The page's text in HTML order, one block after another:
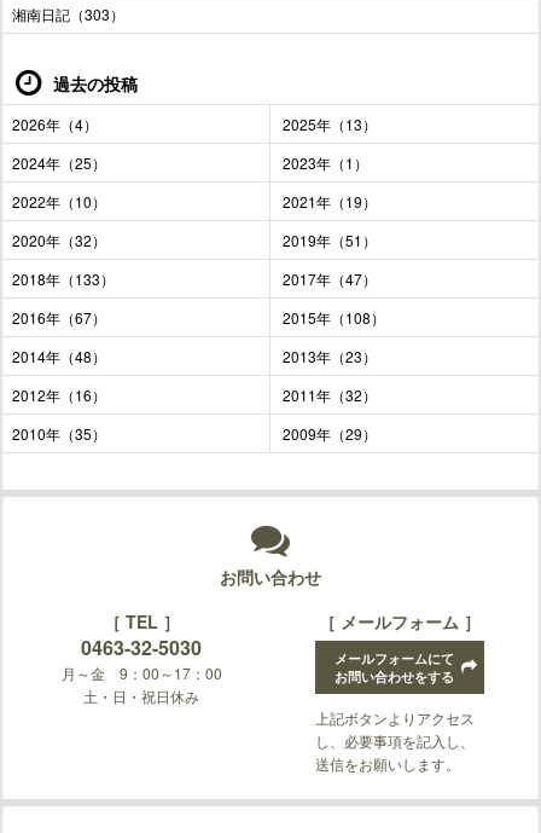
湘南日記（303）
過去の投稿
2026年（4）
2025年（13）
2024年（25）
2023年（1）
2022年（10）
2021年（19）
2020年（32）
2019年（51）
2018年（133）
2017年（47）
2016年（67）
2015年（108）
2014年（48）
2013年（23）
2012年（16）
2011年（32）
2010年（35）
2009年（29）
お問い合わせ
［ TEL ］
0463-32-5030
月～金 9：00～17：00
土・日・祝日休み
［ メールフォーム ］
メールフォームにて
お問い合わせをする
上記ボタンよりアクセス
し、必要事項を記入し、
送信をお願いします。